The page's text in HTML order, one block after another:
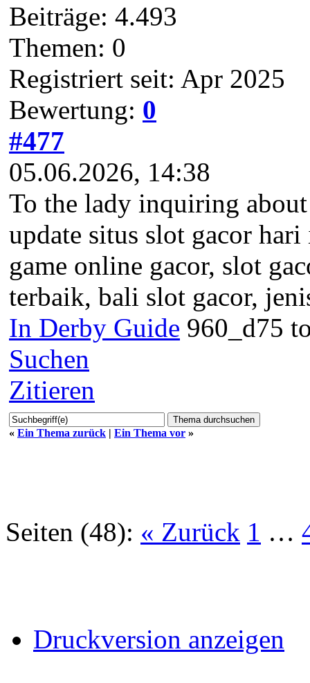
Beiträge: 4.493
Themen: 0
Registriert seit: Apr 2025
Bewertung: 0
#477
05.06.2026, 14:38
To the lady inquiring
update situs slot gacor
game online gacor, slot
terbaik, bali slot gacor,
In Derby Guide 960_d75
Suchen
Zitieren
« Ein Thema zurück | Ein Thema vor »
Seiten (48): « Zurück 1 …
Druckversion anzeigen